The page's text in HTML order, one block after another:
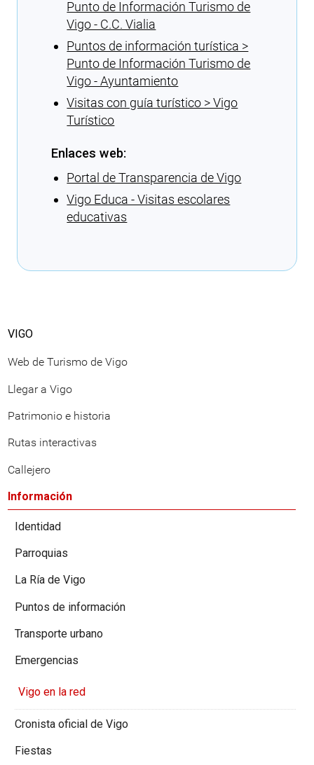
Punto de Información Turismo de
Vigo - C.C. Vialia
Puntos de información turística >
Punto de Información Turismo de
Vigo - Ayuntamiento
Visitas con guía turístico > Vigo
Turístico
Enlaces web:
Portal de Transparencia de Vigo
Vigo Educa - Visitas escolares
educativas
VIGO
Web de Turismo de Vigo
Llegar a Vigo
Patrimonio e historia
Rutas interactivas
Callejero
Información
Identidad
Parroquias
La Ría de Vigo
Puntos de información
Transporte urbano
Emergencias
Vigo en la red
Cronista oficial de Vigo
Fiestas